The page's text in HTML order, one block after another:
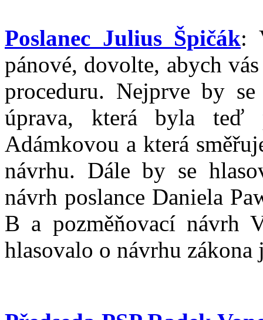
Poslanec Julius Špičák:
pánové, dovolte, abych
proceduru. Nejprve by
úprava, která byla teď
Adámkovou a která
návrhu. Dále by se
návrh poslance Daniela
B a pozměňovací návrh
hlasovalo o návrhu zákona